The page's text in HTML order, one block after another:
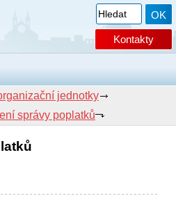
Kontakty
jednotky
správy poplatků